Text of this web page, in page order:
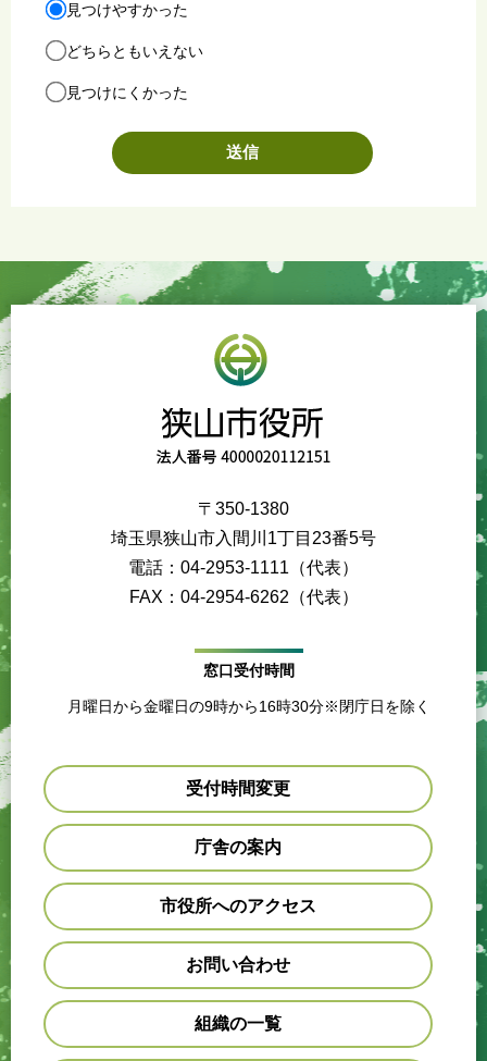
見つけやすかった
どちらともいえない
見つけにくかった
〒350-1380
埼玉県狭山市入間川1丁目23番5号
電話：04-2953-1111（代表）
FAX：04-2954-6262（代表）
窓口受付時間
月曜日から金曜日の9時から16時30分※閉庁日を除く
受付時間変更
庁舎の案内
市役所へのアクセス
お問い合わせ
組織の一覧